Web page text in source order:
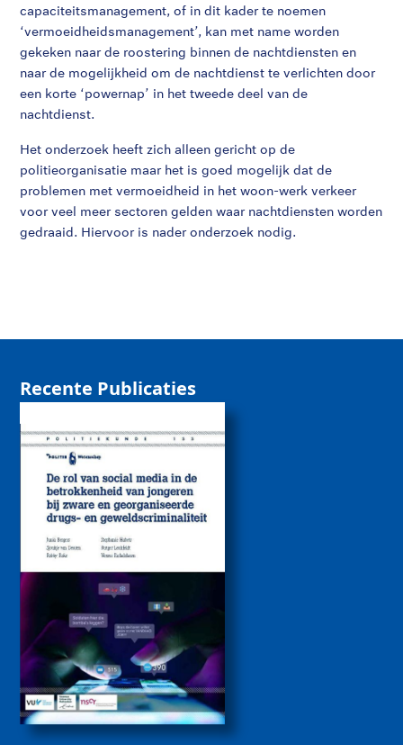
capaciteitsmanagement, of in dit kader te noemen
‘vermoeidheidsmanagement’, kan met name worden
gekeken naar de roostering binnen de nachtdiensten en
naar de mogelijkheid om de nachtdienst te verlichten door
een korte ‘powernap’ in het tweede deel van de
nachtdienst.
Het onderzoek heeft zich alleen gericht op de
politieorganisatie maar het is goed mogelijk dat de
problemen met vermoeidheid in het woon-werk verkeer
voor veel meer sectoren gelden waar nachtdiensten worden
gedraaid. Hiervoor is nader onderzoek nodig.
Recente Publicaties
De rol van sociale
media bij de
betrokkenheid van
jongeren bij zware
drugs- en
geweldscriminaliteit
2026
Politiekunde
Politiekunde